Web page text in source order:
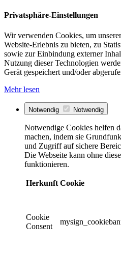
Privatsphäre-Einstellungen
Wir verwenden Cookies, um
Website-Erlebnis zu bieten, zu
sowie zur Einbindung externer
Nutzung dieser Technologien
Gerät gespeichert und/oder
Mehr lesen
Notwendig Notwendig
Notwendige Cookies helfen
machen, indem sie
und Zugriff auf sichere
Die Webseite kann ohne
funktionieren.
Herkunft Cookie
Cookie
Consent